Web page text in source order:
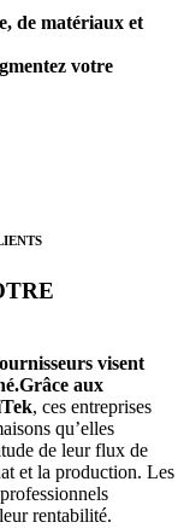
de matériaux et
votre
visent
aux
, ces entreprises
qu’elles
de leur flux de
et la production. Les
rentabilité.